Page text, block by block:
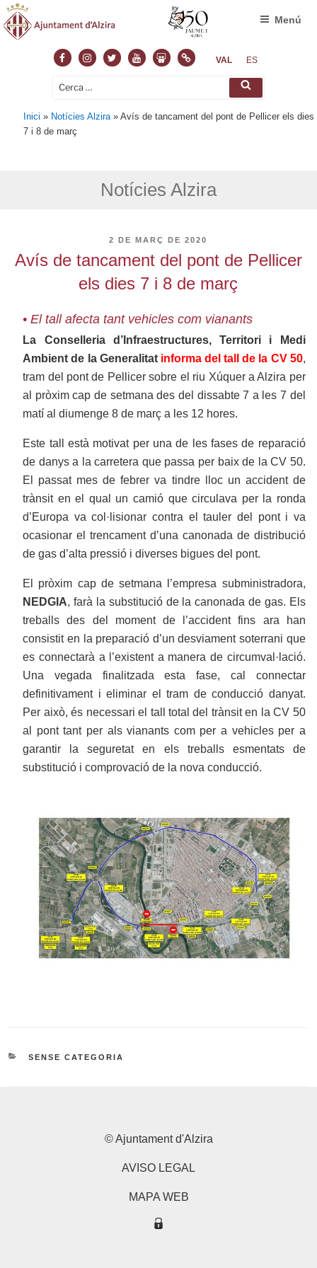
FacebookInstagram
TwitterYoutubeSlideshare
NormasVAL ES
Cerca: Cerca
Menú
Inici » Notícies Alzira »Avís de tancament del pont de Pellicer els dies
7 i 8 de març
Notícies Alzira
PUBLICAT
2 DE MARÇ DE 2020
Avís de tancament del pont de Pellicer
els dies 7 i 8 de març
• El tall afecta tant vehicles com vianants
La Conselleria d’Infraestructures, Territori i Medi
Ambient de la Generalitat informa del tall de la CV 50,
tram del pont de Pellicer sobre el riu Xúquer a Alzira per
al pròxim cap de setmana des del dissabte 7 a les 7 del
matí al diumenge 8 de març a les 12 hores.
Este tall està motivat per una de les fases de reparació
de danys a la carretera que passa per baix de la CV 50.
El passat mes de febrer va tindre lloc un accident de
trànsit en el qual un camió que circulava per la ronda
d’Europa va col·lisionar contra el tauler del pont i va
ocasionar el trencament d’una canonada de distribució
de gas d’alta pressió i diverses bigues del pont.
El pròxim cap de setmana l’empresa subministradora,
NEDGIA, farà la substitució de la canonada de gas. Els
treballs des del moment de l’accident fins ara han
consistit en la preparació d’un desviament soterrani que
es connectarà a l’existent a manera de circumval·lació.
Una vegada finalitzada esta fase, cal connectar
definitivament i eliminar el tram de conducció danyat.
Per això, és necessari el tall total del trànsit en la CV 50
al pont tant per als vianants com per a vehicles per a
garantir la seguretat en els treballs esmentats de
substitució i comprovació de la nova conducció.
CATEGORIES
SENSE CATEGORIA
© Ajuntament d'Alzira
AVISO LEGAL
MAPA WEB